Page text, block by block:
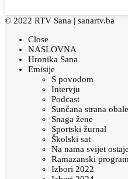
© 2022 RTV Sana | sanartv.ba
Close
NASLOVNA
Hronika Sana
Emisije
S povodom
Intervju
Podcast
Sunčana strana obale
Snaga žene
Sportski žurnal
Školski sat
Na nama svijet ostaje
Ramazanski program
Izbori 2022